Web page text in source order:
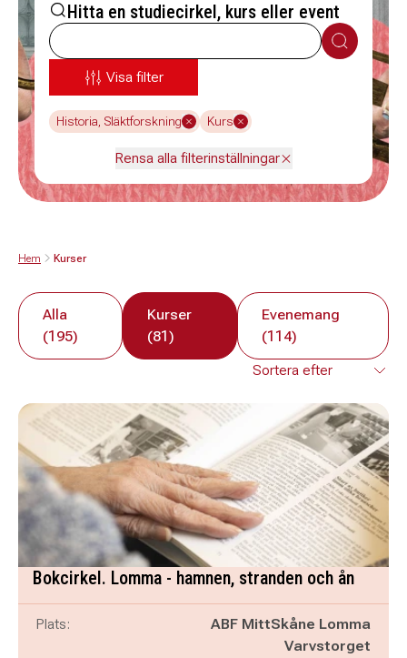
Hitta en studiecirkel, kurs eller event
Sök
Visa filter
Historia, Släktforskning Kurs
Rensa alla filterinställningar
Hem Kurser
Alla
(195)
Kurser
(81)
Evenemang
(114)
Bokcirkel. Lomma - hamnen, stranden och ån
Plats:
ABF MittSkåne Lomma
Varvstorget